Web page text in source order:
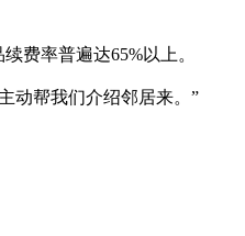
费率普遍达65%以上。
动帮我们介绍邻居来。”